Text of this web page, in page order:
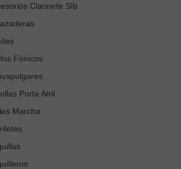
Clarinete SIb
Fónicos
Porta Atril
Marcha